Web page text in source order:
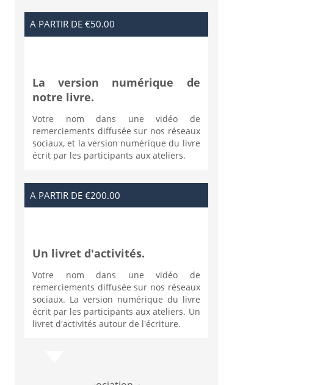
A PARTIR DE €50.00
La version numérique de
notre livre.
Votre nom dans une vidéo de
remerciements diffusée sur nos réseaux
sociaux, et la version numérique du livre
écrit par les participants aux ateliers.
A PARTIR DE €200.00
Un livret d'activités.
Votre nom dans une vidéo de
remerciements diffusée sur nos réseaux
sociaux. La version numérique du livre
écrit par les participants aux ateliers. Un
livret d'activités autour de l'écriture.